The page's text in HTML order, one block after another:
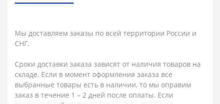
Мы доставляем заказы по всей территории России и
СНГ.
Сроки доставки заказа зависят от наличия товаров на
складе. Если в момент оформления заказа все
выбранные товары есть в наличии, то мы оправим
заказ в течение 1 – 2 дней после оплаты. Если